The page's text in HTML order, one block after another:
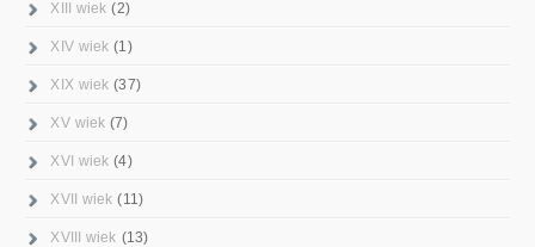
XIII wiek (2)
XIV wiek (1)
XIX wiek (37)
XV wiek (7)
XVI wiek (4)
XVII wiek (11)
XVIII wiek (13)